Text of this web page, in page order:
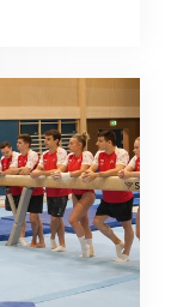
clairs